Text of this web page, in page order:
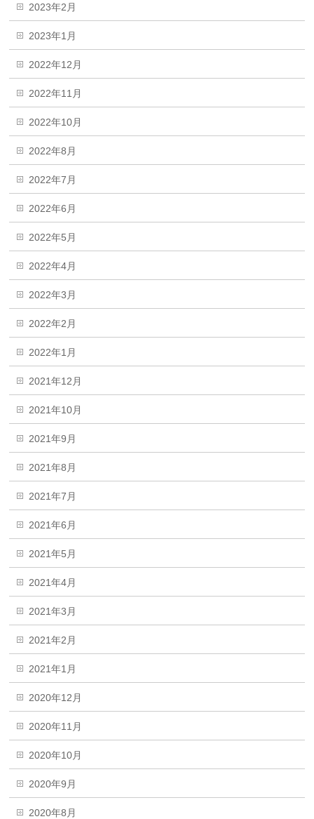
2023年2月
2023年1月
2022年12月
2022年11月
2022年10月
2022年8月
2022年7月
2022年6月
2022年5月
2022年4月
2022年3月
2022年2月
2022年1月
2021年12月
2021年10月
2021年9月
2021年8月
2021年7月
2021年6月
2021年5月
2021年4月
2021年3月
2021年2月
2021年1月
2020年12月
2020年11月
2020年10月
2020年9月
2020年8月